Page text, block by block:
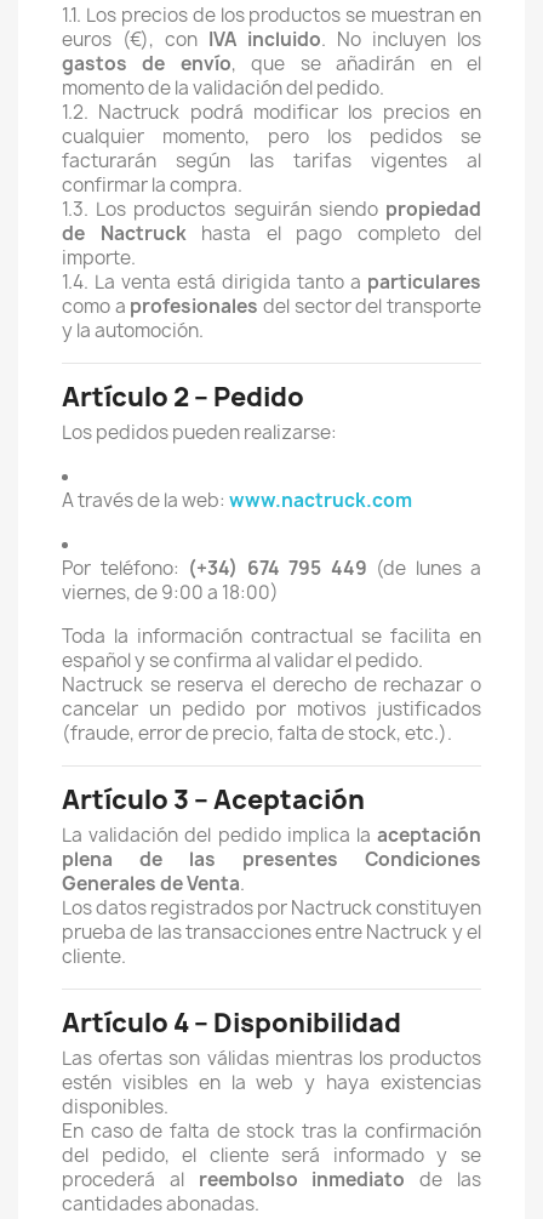
1.1. Los precios de los productos se muestran en
euros (€), con IVA incluido. No incluyen los
gastos de envío, que se añadirán en el
momento de la validación del pedido.
1.2. Nactruck podrá modificar los precios en
cualquier momento, pero los pedidos se
facturarán según las tarifas vigentes al
confirmar la compra.
1.3. Los productos seguirán siendo propiedad
de Nactruckhasta el pago completo del
importe.
1.4. La venta está dirigida tanto a particulares
como a profesionales del sector del transporte
y la automoción.
Artículo 2 – Pedido
Los pedidos pueden realizarse:
A través de la web: www.nactruck.com
Por teléfono: (+34) 674 795 449 (de lunes a
viernes, de 9:00 a 18:00)
Toda la información contractual se facilita en
español y se confirma al validar el pedido.
Nactruck se reserva el derecho de rechazar o
cancelar un pedido por motivos justificados
(fraude, error de precio, falta de stock, etc.).
Artículo 3 – Aceptación
La validación del pedido implica la aceptación
plena de las presentes Condiciones
Generales de Venta.
Los datos registrados por Nactruck constituyen
prueba de las transacciones entre Nactruck y el
cliente.
Artículo 4 – Disponibilidad
Las ofertas son válidas mientras los productos
estén visibles en la web y haya existencias
disponibles.
En caso de falta de stock tras la confirmación
del pedido, el cliente será informado y se
procederá al reembolso inmediato de las
cantidades abonadas.